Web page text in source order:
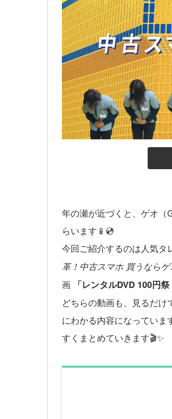
年の瀬が近づくと、ゲオ（
らいます📱💿
今回ご紹介するのは人気タ
革！中古スマホ 買うならゲ
画 「レンタルDVD 100円
どちらの動画も、見るだ
にわかる内容になっていま
すくまとめていきます🎬✨